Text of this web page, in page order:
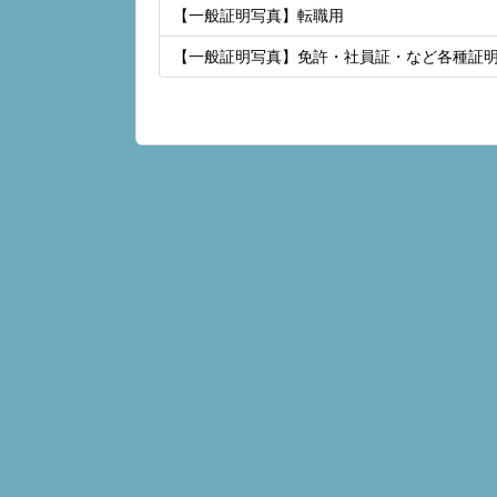
【一般証明写真】転職用
【一般証明写真】免許・社員証・など各種証